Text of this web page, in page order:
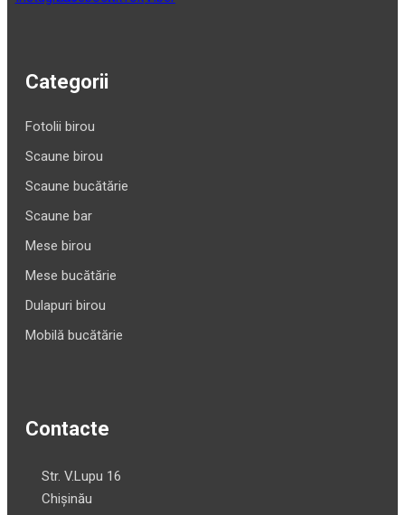
Categorii
Fotolii birou
Scaune birou
Scaune bucătărie
Scaune bar
Mese birou
Mese bucătărie
Dulapuri birou
Mobilă bucătărie
Contacte
Str. V.Lupu 16
Chișinău